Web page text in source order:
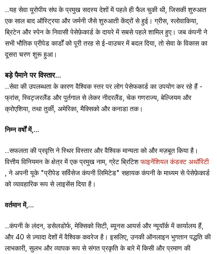
...यह सेवा यूरोपीय संघ के प्रमुख सदस्य देशों में पहले ही फैल चुकी थी, जिसकी शुरुआत
एक साल बाद ऑस्ट्रिया और जर्मनी जैसे शुरुआती केंद्रों से हुई। ग्रीस, स्लोवाकिया,
ब्रिटेन और स्पेन के निवासी पेसेफ़ेकार्ड के दायरे में सबसे पहले शामिल हुए। जब कंपनी ने
सभी भौतिक प्रीपेड कार्डों को पूरी तरह से ई-वाउचर में बदल दिया, तो सेवा के विकास का
दूसरा चरण शुरू हुआ।
बड़े पैमाने पर विस्तार...
...सेवा की उपलब्धता के कारण वैश्विक स्तर पर लोग पेसेफकार्ड का उपयोग कर रहे हैं -
फ्रांस, स्विट्जरलैंड और पुर्तगाल से लेकर नीदरलैंड, चेक गणराज्य, बेल्जियम और
क्रोएशिया, तथा तुर्की, अमेरिका, मैक्सिको और कनाडा तक।
निम्न वर्षों में,...
...सफलता की प्रवृत्ति ने स्थिर विस्तार और वैश्विक मान्यता को और मज़बूत किया है।
वित्तीय विनियमन के क्षेत्र में एक प्रमुख नाम, ग्रेट ब्रिटिशफाइनेंशियल कंडक्ट अथॉरिटी
, ने अपनी यूके "प्रीपेड सर्विसेज कंपनी लिमिटेड" सहायक कंपनी के माध्यम से पेसेफ़ेकार्ड
को व्यावहारिक रूप से लाइसेंस दिया है।
वर्तमान में,...
...कंपनी के लंदन, डसेलडोर्फ, मेक्सिको सिटी, ब्यूनस आयर्स और न्यूयॉर्क में कार्यालय हैं,
और 40 से ज़्यादा देशों में वैश्विक कवरेज है। इसलिए, उनकी ऑनलाइन भुगतान पद्धति की
लाभकारी, सुलभ और व्यापक रूप से संगत प्रकृति के बारे में किसी और प्रमाण की